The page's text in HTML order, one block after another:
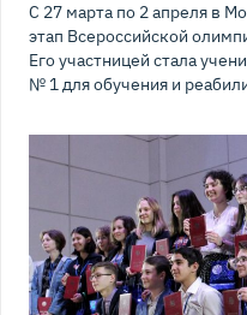
С 27 марта по 2 апреля в
этап Всероссийской
Его участницей стала
№ 1 для обучения и